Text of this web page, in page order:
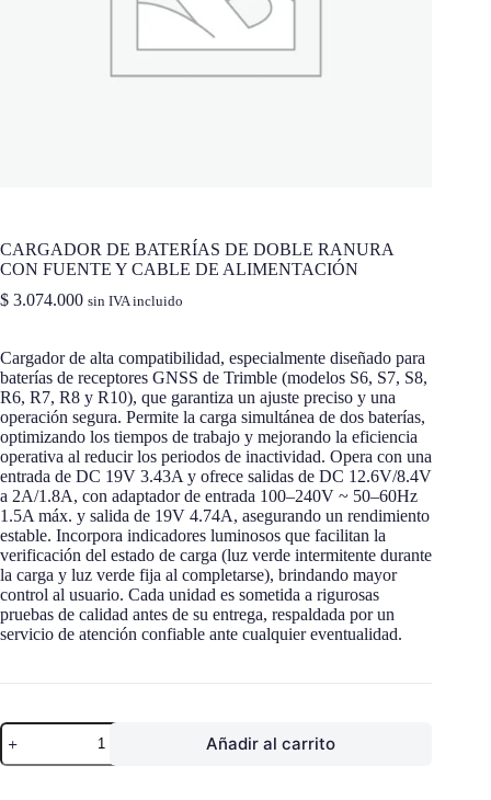
CARGADOR DE BATERÍAS DE DOBLE RANURA
CON FUENTE Y CABLE DE ALIMENTACIÓN
$ 3.074.000 sin IVA incluido
Cargador de alta compatibilidad, especialmente diseñado para
baterías de receptores GNSS de Trimble (modelos S6, S7, S8,
R6, R7, R8 y R10), que garantiza un ajuste preciso y una
operación segura. Permite la carga simultánea de dos baterías,
optimizando los tiempos de trabajo y mejorando la eficiencia
operativa al reducir los periodos de inactividad. Opera con una
entrada de DC 19V 3.43A y ofrece salidas de DC 12.6V/8.4V
a 2A/1.8A, con adaptador de entrada 100–240V ~ 50–60Hz
1.5A máx. y salida de 19V 4.74A, asegurando un rendimiento
estable. Incorpora indicadores luminosos que facilitan la
verificación del estado de carga (luz verde intermitente durante
la carga y luz verde fija al completarse), brindando mayor
control al usuario. Cada unidad es sometida a rigurosas
pruebas de calidad antes de su entrega, respaldada por un
servicio de atención confiable ante cualquier eventualidad.
CARGADOR
DE
BATERÍAS
Añadir al carrito